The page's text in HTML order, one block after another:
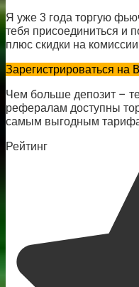
Я уже 3 года торгую
тебя присоединиться и
плюс скидки на
Зарегистрироваться на
Чем больше депозит –
рефералам доступны
самым выгодным
Рейтинг